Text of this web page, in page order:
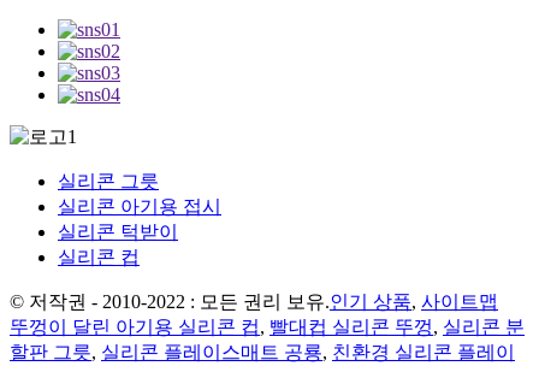
실리콘 그릇
실리콘 아기용 접시
실리콘 턱받이
실리콘 컵
© 저작권 - 2010-2022 : 모든 권리 보유.인기 상품, 사이트맵
뚜껑이 달린 아기용 실리콘 컵, 빨대컵 실리콘 뚜껑, 실리콘 분
할판 그릇, 실리콘 플레이스매트 공룡, 친환경 실리콘 플레이